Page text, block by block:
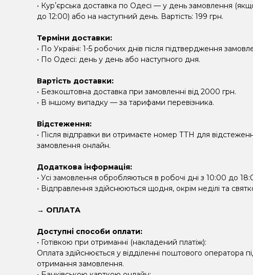
• Курʼєрська доставка по Одесі — у день замовлення
до 12:00) або на наступний день. Вартість: 199 грн.
Терміни доставки:
• По Україні: 1-5 робочих днів після підтвердження
• По Одесі: день у день або наступного дня.
Вартість доставки:
• Безкоштовна доставка при замовленні від 2000 грн.
• В іншому випадку — за тарифами перевізника.
Відстеження:
• Після відправки ви отримаєте номер ТТН для
замовлення онлайн.
Додаткова інформація:
• Усі замовлення обробляються в робочі дні з 10:00 до
• Відправлення здійснюються щодня, окрім неділі та
→ ОПЛАТА
Доступні способи оплати:
• Готівкою при отриманні (накладений платіж):
Оплата здійснюється у відділенні поштового оператора
отримання замовлення.